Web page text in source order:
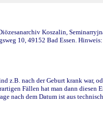
Koszalin,
10, 49152 Bad Essen.
z.B. nach der Geburt krank war,
Fällen hat man dann diesen
nach dem Datum ist aus